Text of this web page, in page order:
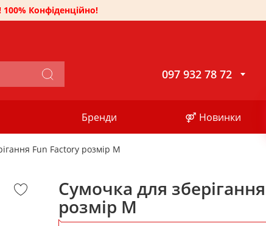
Конфіденційно!
097 932 78 72
Бренди ⚤ Новинки
Fun Factory розмір M
Сумочка для
розмір M